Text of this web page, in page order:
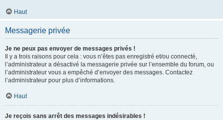
Haut
Messagerie privée
Je ne peux pas envoyer de messages privés !
Il y a trois raisons pour cela : vous n’êtes pas enregistré et/ou connecté,
l’administrateur a désactivé la messagerie privée sur l’ensemble du forum, ou
l’administrateur vous a empêché d’envoyer des messages. Contactez
l’administrateur pour plus d’informations.
Haut
Je reçois sans arrêt des messages indésirables !